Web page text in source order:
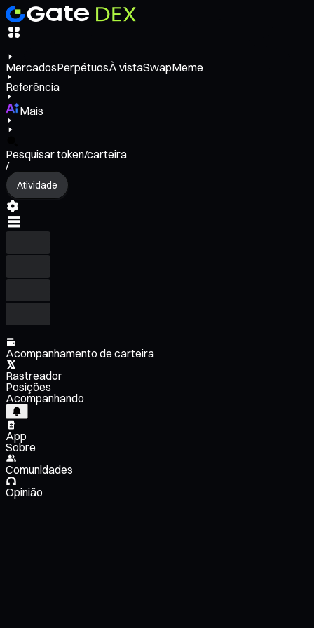
MercadosPerpétuosÀ vistaSwapMeme
Referência
Mais
Pesquisar token/carteira
/
Atividade
Acompanhamento de carteira
Rastreador
Posições
Acompanhando
App
Sobre
Comunidades
Opinião